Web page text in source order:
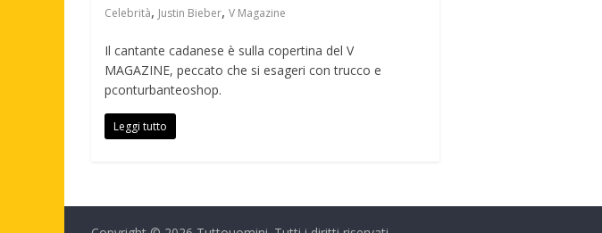
Celebrità, Justin Bieber, V Magazine
Il cantante cadanese è sulla copertina del V
MAGAZINE, peccato che si esageri con trucco e
pconturbanteoshop.
Leggi tutto